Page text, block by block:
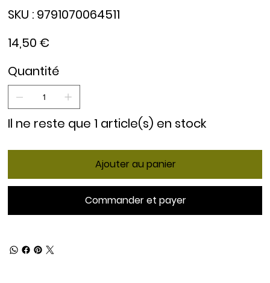
SKU : 9791070064511
9791070064511
14,50 €
Quantité
Il ne reste que 1 article(s) en stock
Ajouter au panier
Commander et payer